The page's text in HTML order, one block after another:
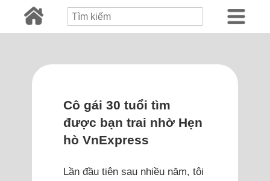
Cô gái 30 tuổi tìm
được bạn trai nhờ Hẹn
hò VnExpress
Lần đầu tiên sau nhiều năm, tôi